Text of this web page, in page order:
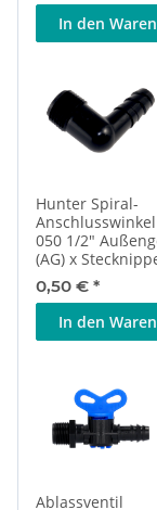
In den
Hunter Spiral-
Anschlusswinkel
050 1/2"
(AG) x
0,50 € *
In den
Ablassventil